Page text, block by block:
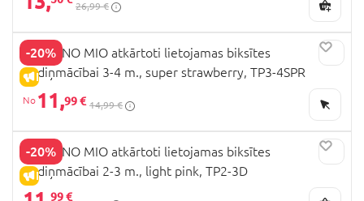
26,99 €
-20%
IZPĀRDOŠANA
BAMBINO MIO atkārtoti lietojamas biksītes
podiņmācībai 3-4 m., super strawberry, TP3-4SPR
11,99 € 14,99 €
-20%
IZPĀRDOŠANA
BAMBINO MIO atkārtoti lietojamas biksītes
podiņmācībai 2-3 m., light pink, TP2-3D
99 €